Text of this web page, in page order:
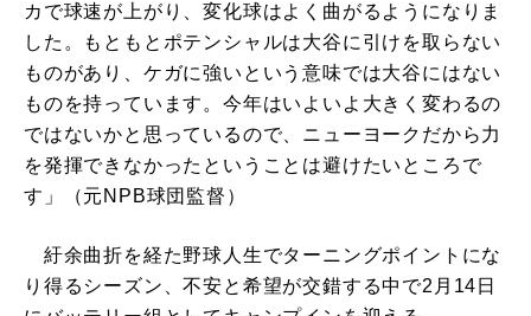
カで球速が上がり、変化球はよく曲がるようになりま
した。もともとポテンシャルは大谷に引けを取らない
ものがあり、ケガに強いという意味では大谷にはない
ものを持っています。今年はいよいよ大きく変わるの
ではないかと思っているので、ニューヨークだから力
を発揮できなかったということは避けたいところで
す」（元NPB球団監督）
紆余曲折を経た野球人生でターニングポイントにな
り得るシーズン、不安と希望が交錯する中で2月14日